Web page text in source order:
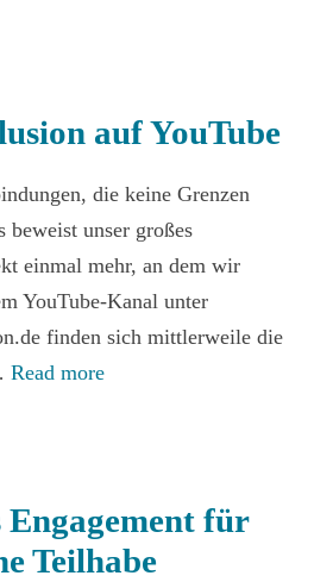
auf YouTube
die keine Grenzen
beweist unser großes
einmal mehr, an dem wir
YouTube-Kanal unter
finden sich mittlerweile die
Read more
für
Teilhabe